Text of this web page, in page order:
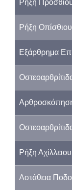
Ρήξη
Ρήξη
Εξάρθρημα
Αρθροσκόπηση
Ρήξη
Αστάθεια